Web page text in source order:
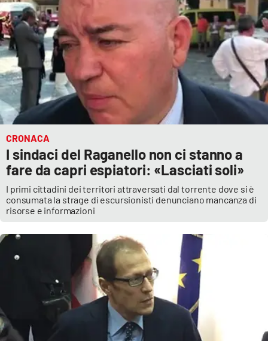
CRONACA
I sindaci del Raganello non ci stanno a
fare da capri espiatori: «Lasciati soli»
I primi cittadini dei territori attraversati dal torrente dove si è
consumata la strage di escursionisti denunciano mancanza di
risorse e informazioni